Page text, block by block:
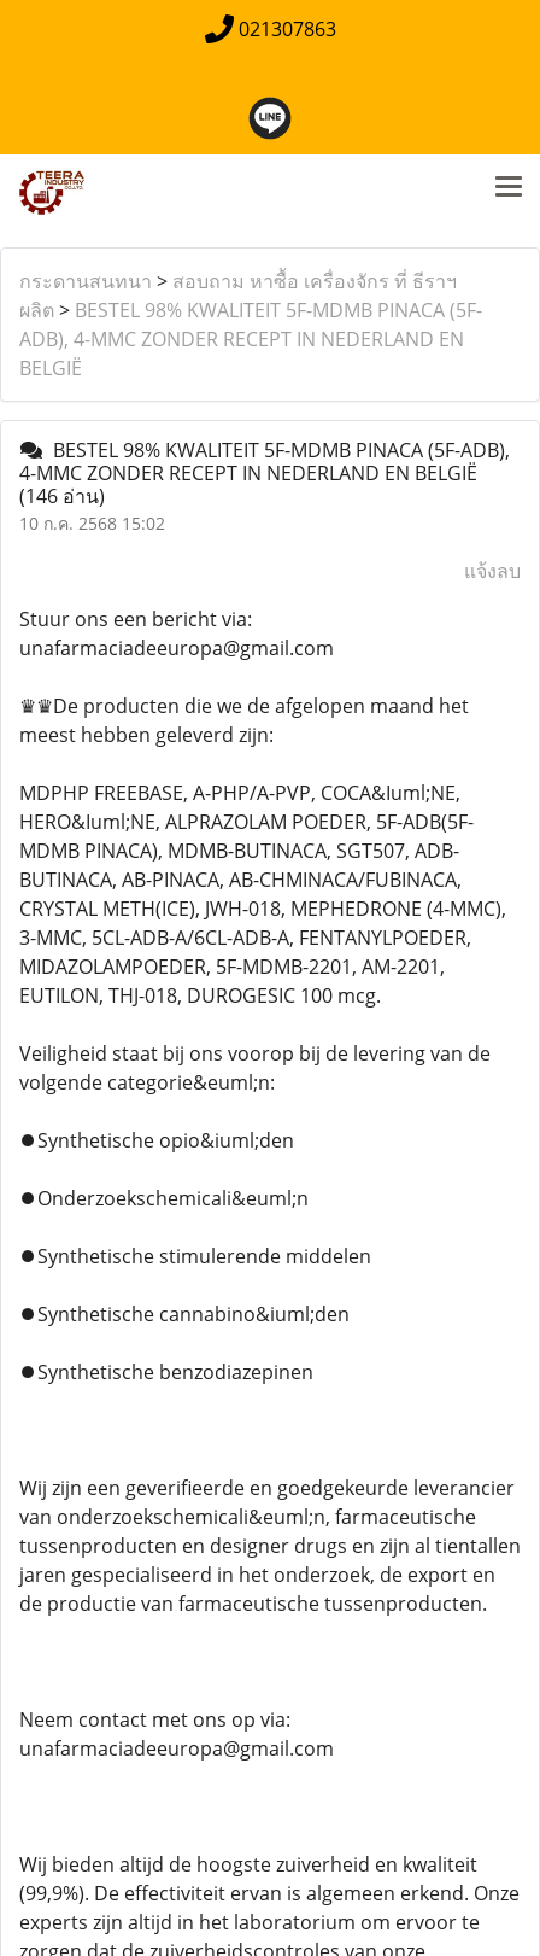
021307863
กระดานสนทนา > สอบถาม หาซื้อ เครื่องจักร ที่ ธีราฯ
ผลิต > BESTEL 98% KWALITEIT 5F-MDMB PINACA (5F-
ADB), 4-MMC ZONDER RECEPT IN NEDERLAND EN
BELGIË
BESTEL 98% KWALITEIT 5F-MDMB PINACA (5F-ADB),
4-MMC ZONDER RECEPT IN NEDERLAND EN BELGIË
(146 อ่าน)
10 ก.ค. 2568 15:02
แจ้งลบ
Stuur ons een bericht via:
unafarmaciadeeuropa@gmail.com
♛♛De producten die we de afgelopen maand het
meest hebben geleverd zijn:
MDPHP FREEBASE, A-PHP/A-PVP, COCA&Iuml;NE,
HERO&Iuml;NE, ALPRAZOLAM POEDER, 5F-ADB(5F-
MDMB PINACA), MDMB-BUTINACA, SGT507, ADB-
BUTINACA, AB-PINACA, AB-CHMINACA/FUBINACA,
CRYSTAL METH(ICE), JWH-018, MEPHEDRONE (4-MMC),
3-MMC, 5CL-ADB-A/6CL-ADB-A, FENTANYLPOEDER,
MIDAZOLAMPOEDER, 5F-MDMB-2201, AM-2201,
EUTILON, THJ-018, DUROGESIC 100 mcg.
Veiligheid staat bij ons voorop bij de levering van de
volgende categorie&euml;n:
⏺️Synthetische opio&iuml;den
⏺️Onderzoekschemicali&euml;n
⏺️Synthetische stimulerende middelen
⏺️Synthetische cannabino&iuml;den
⏺️Synthetische benzodiazepinen
Wij zijn een geverifieerde en goedgekeurde leverancier
van onderzoekschemicali&euml;n, farmaceutische
tussenproducten en designer drugs en zijn al tientallen
jaren gespecialiseerd in het onderzoek, de export en
de productie van farmaceutische tussenproducten.
Neem contact met ons op via:
unafarmaciadeeuropa@gmail.com
Wij bieden altijd de hoogste zuiverheid en kwaliteit
(99,9%). De effectiviteit ervan is algemeen erkend. Onze
experts zijn altijd in het laboratorium om ervoor te